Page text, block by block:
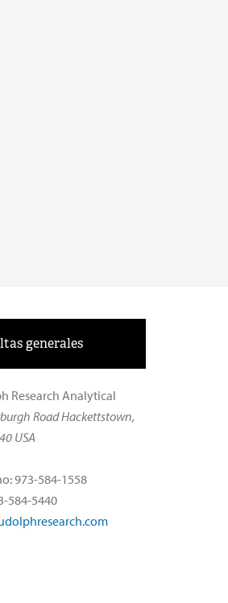
generales
Research Analytical
Road Hackettstown,
USA
973-584-1558
584-5440